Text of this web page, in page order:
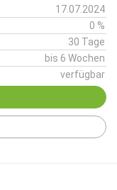
17.07.2024
0 %
30 Tage
bis 6 Wochen
verfügbar